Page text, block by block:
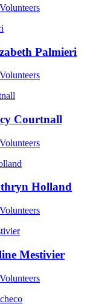
Palmieri
Courtnall
Holland
Mestivier